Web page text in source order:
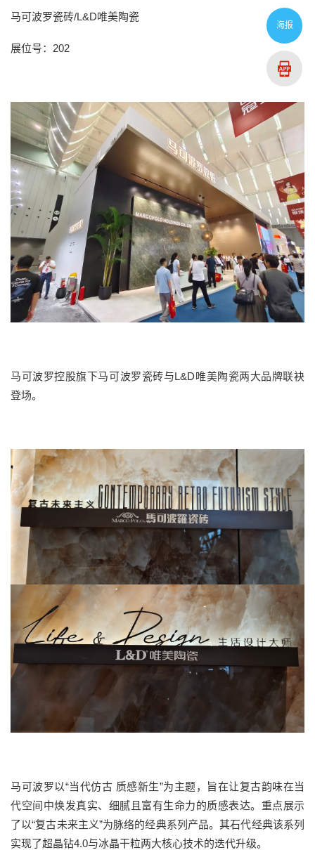
马可波罗瓷砖/L&D唯美陶瓷
展位号：202
马可波罗控股旗下马可波罗瓷砖与L&D唯美陶瓷两大品牌联袂
登场。
马可波罗以“当代仿古 质感新生”为主题，旨在让复古韵味在当
代空间中焕发真实、细腻且富有生命力的质感表达。 重点展示
了以“复古未来主义”为脉络的经典系列产品。其石代经典该系列
实现了超晶钻4.0与冰晶干粒两大核心技术的迭代升级。
海报